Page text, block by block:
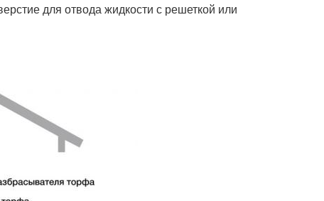
для отвода жидкости с решеткой или